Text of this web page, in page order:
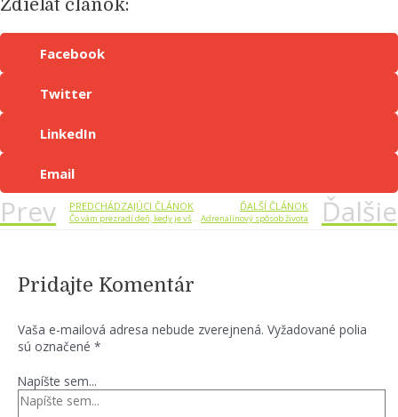
Zdieľať článok:
Facebook
Twitter
LinkedIn
Email
Prev PREDCHÁDZAJÚCI ČLÁNOK
Čo vám prezradí deň, kedy je všetko ináč
ĎALŠÍ ČLÁNOK
Adrenalínový spôsob života Ďalšie
Pridajte Komentár
Vaša e-mailová adresa nebude zverejnená. Vyžadované polia
sú označené *
Napíšte sem...